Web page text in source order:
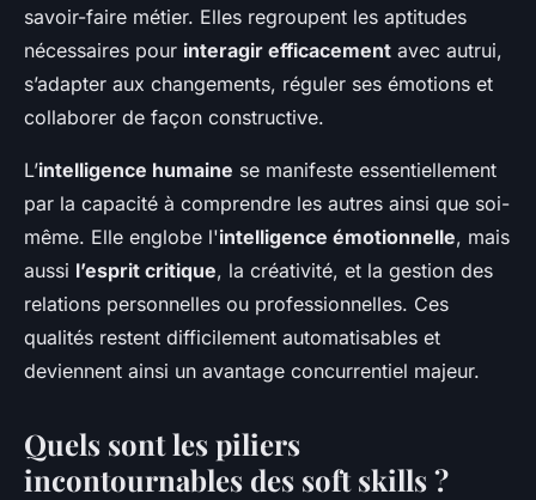
savoir-faire métier. Elles regroupent les aptitudes
nécessaires pour interagir efficacement avec autrui,
s’adapter aux changements, réguler ses émotions et
collaborer de façon constructive.
L’intelligence humaine se manifeste essentiellement
par la capacité à comprendre les autres ainsi que soi-
même. Elle englobe l'intelligence émotionnelle, mais
aussi l’esprit critique, la créativité, et la gestion des
relations personnelles ou professionnelles. Ces
qualités restent difficilement automatisables et
deviennent ainsi un avantage concurrentiel majeur.
Quels sont les piliers
incontournables des soft skills ?